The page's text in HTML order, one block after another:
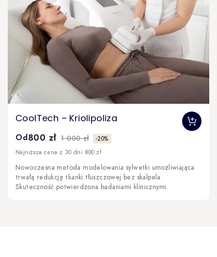
CoolTech – Kriolipoliza
The price depends on the options chosen on the
Od800 zł 1 000 zł
-20%
Najniższa cena z 30 dni 800 zł
Nowoczesna metoda modelowania sylwetki umożliwiająca
trwałą redukcję tkanki tłuszczowej bez skalpela.
Skuteczność potwierdzona badaniami klinicznymi.